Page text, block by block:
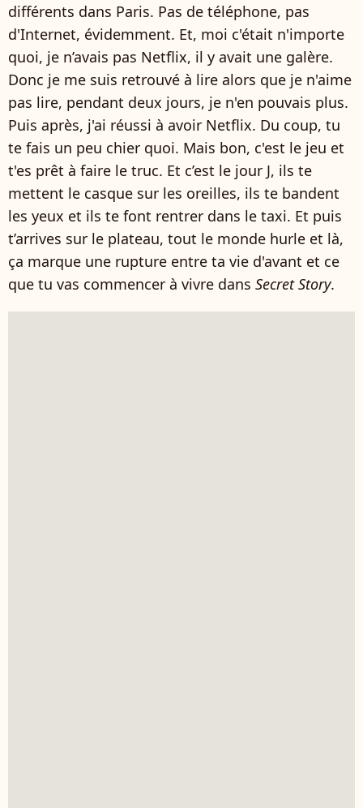
différents dans Paris. Pas de téléphone, pas
d'Internet, évidemment. Et, moi c'était n'importe
quoi, je n’avais pas Netflix, il y avait une galère.
Donc je me suis retrouvé à lire alors que je n'aime
pas lire, pendant deux jours, je n'en pouvais plus.
Puis après, j'ai réussi à avoir Netflix. Du coup, tu
te fais un peu chier quoi. Mais bon, c'est le jeu et
t'es prêt à faire le truc. Et c’est le jour J, ils te
mettent le casque sur les oreilles, ils te bandent
les yeux et ils te font rentrer dans le taxi. Et puis
t’arrives sur le plateau, tout le monde hurle et là,
ça marque une rupture entre ta vie d'avant et ce
que tu vas commencer à vivre dans Secret Story.